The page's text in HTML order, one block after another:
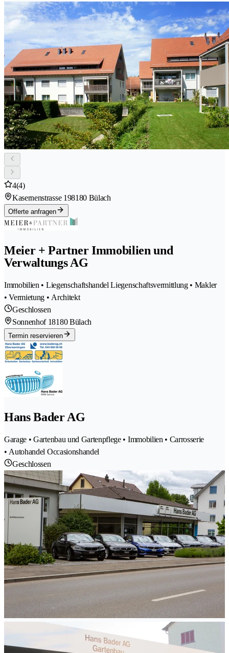
4(4)
Kasernenstrasse 198180 Bülach
Offerte anfragen
Meier + Partner Immobilien und
Verwaltungs AG
Immobilien • Liegenschaftshandel Liegenschaftsvermittlung • Makler
• Vermietung • Architekt
Geschlossen
Sonnenhof 18180 Bülach
Termin reservieren
Hans Bader AG
Garage • Gartenbau und Gartenpflege • Immobilien • Carrosserie
• Autohandel Occasionshandel
Geschlossen